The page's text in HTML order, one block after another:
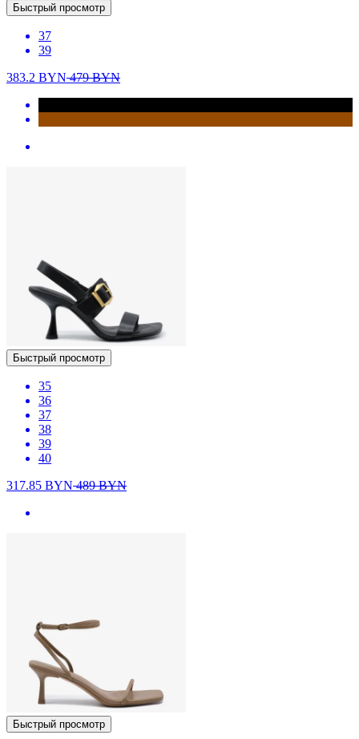
Быстрый просмотр
37
39
383.2 BYN479BYN
Быстрый просмотр
35
36
37
38
39
40
317.85 BYN489BYN
Быстрый просмотр